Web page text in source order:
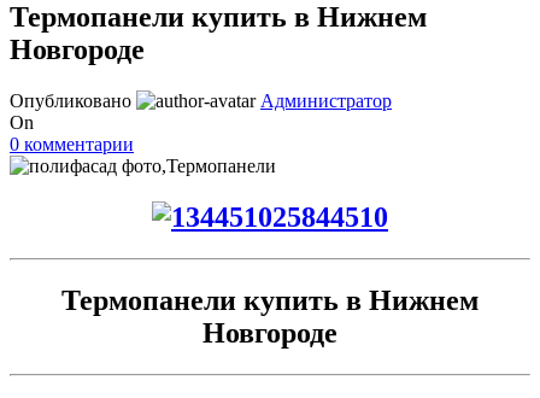
Термопанели купить в Нижнем
Новгороде
Опубликовано
Администратор
On
0 комментарии
Термопанели купить в Нижнем
Новгороде